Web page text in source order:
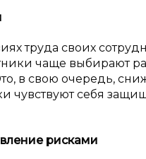
труда своих
чаще выбирают
в свою очередь,
чувствуют себя
рисками